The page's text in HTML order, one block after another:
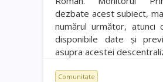
dezbate acest subiect,
numărul următor, atunci
disponibile date şi
asupra acestei
Comunitate